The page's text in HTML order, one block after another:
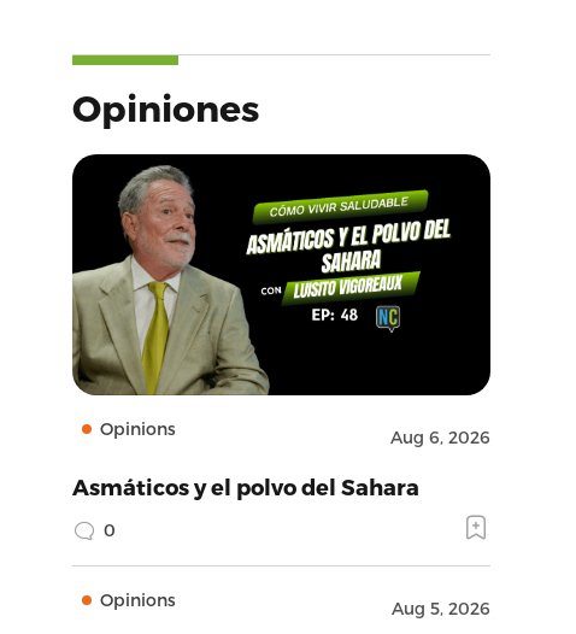
Opiniones
Opinions Aug 6, 2026
Asmáticos y el polvo del Sahara
0
Opinions Aug 5, 2026